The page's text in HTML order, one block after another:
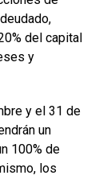
del capital
y
y el 31 de
un
100% de
los